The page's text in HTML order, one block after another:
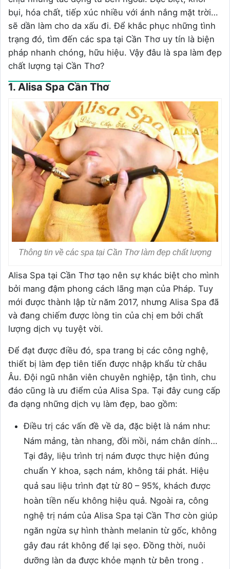
bụi, hóa chất, tiếp xúc nhiều với ánh nắng mặt trời…
sẽ dần làm cho da xấu đi. Để khắc phục những tình
trạng đó, tìm đến các spa tại Cần Thơ uy tín là biện
pháp nhanh chóng, hữu hiệu. Vậy đâu là spa làm đẹp
chất lượng tại Cần Thơ?
1. Alisa Spa Cần Thơ
Thông tin về các spa tại Cần Thơ làm đẹp chất lượng
Alisa Spa tại Cần Thơ tạo nên sự khác biệt cho mình
bởi mang đậm phong cách lãng mạn của Pháp. Tuy
mới được thành lập từ năm 2017, nhưng Alisa Spa đã
và đang chiếm được lòng tin của chị em bởi chất
lượng dịch vụ tuyệt vời.
Để đạt được điều đó, spa trang bị các công nghệ,
thiết bị làm đẹp tiên tiến được nhập khẩu từ châu
Âu. Đội ngũ nhân viên chuyên nghiệp, tận tình, chu
đáo cũng là ưu điểm của Alisa Spa. Tại đây cung cấp
đa dạng những dịch vụ làm đẹp, bao gồm:
Điều trị các vấn đề về da, đặc biệt là nám như:
Nám mảng, tàn nhang, đồi mồi, nám chân dính…
Tại đây, liệu trình trị nám được thực hiện đúng
chuẩn Y khoa, sạch nám, không tái phát. Hiệu
quả sau liệu trình đạt từ 80 – 95%, khách được
hoàn tiền nếu không hiệu quả. Ngoài ra, công
nghệ trị nám của Alisa Spa tại Cần Thơ còn giúp
ngăn ngừa sự hình thành melanin từ gốc, không
gây đau rát không để lại sẹo. Đồng thời, nuôi
dưỡng làn da được khỏe mạnh từ bên trong .